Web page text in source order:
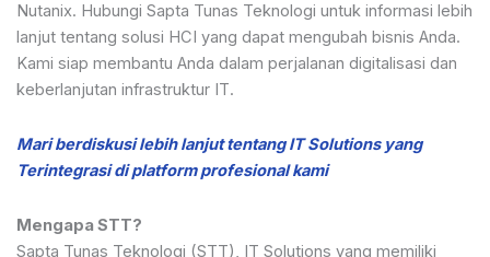
Nutanix. Hubungi Sapta Tunas Teknologi untuk informasi lebih
lanjut tentang solusi HCI yang dapat mengubah bisnis Anda.
Kami siap membantu Anda dalam perjalanan digitalisasi dan
keberlanjutan infrastruktur IT.
Mari berdiskusi lebih lanjut tentang IT Solutions yang
Terintegrasi di platform profesional kami
Mengapa STT?
Sapta Tunas Teknologi (STT), IT Solutions yang memiliki